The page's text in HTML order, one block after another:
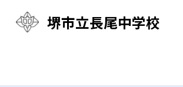
堺市立長尾中学校